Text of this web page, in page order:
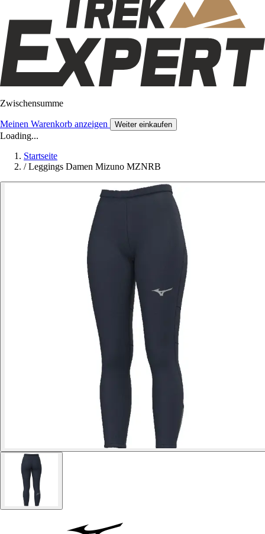
Zwischensumme
Meinen Warenkorb anzeigen Weiter einkaufen
Loading...
Startseite
/ Leggings Damen Mizuno MZNRB